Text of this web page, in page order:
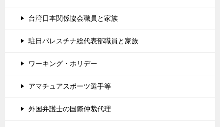
台湾日本関係協会職員と家族
駐日パレスチナ総代表部職員と家族
ワーキング・ホリデー
アマチュアスポーツ選手等
外国弁護士の国際仲裁代理